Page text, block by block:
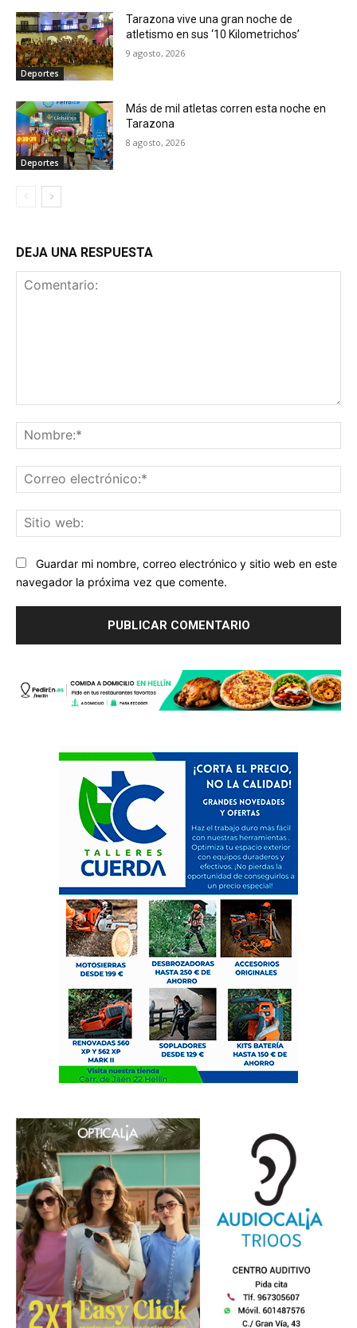
Deportes
Tarazona vive una gran noche de
atletismo en sus ‘10 Kilometrichos’
9 agosto, 2026
Deportes
Más de mil atletas corren esta noche en
Tarazona
8 agosto, 2026
DEJA UNA RESPUESTA
Guardar mi nombre, correo electrónico y sitio web en este
navegador la próxima vez que comente.